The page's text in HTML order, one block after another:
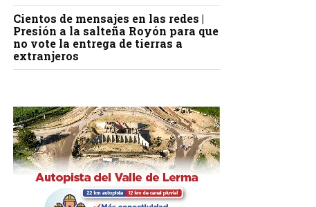
Cientos de mensajes en las redes |
Presión a la salteña Royón para que
no vote la entrega de tierras a
extranjeros